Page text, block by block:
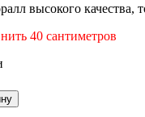
высокого
40 сантиметров